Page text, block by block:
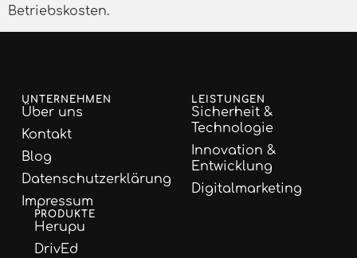
Betriebskosten.
UNTERNEHMEN
Über uns
Kontakt
Blog
Datenschutzerklärung
Impressum
LEISTUNGEN
Sicherheit &
Technologie
Innovation &
Entwicklung
Digitalmarketing
PRODUKTE
Herupu
DrivEd